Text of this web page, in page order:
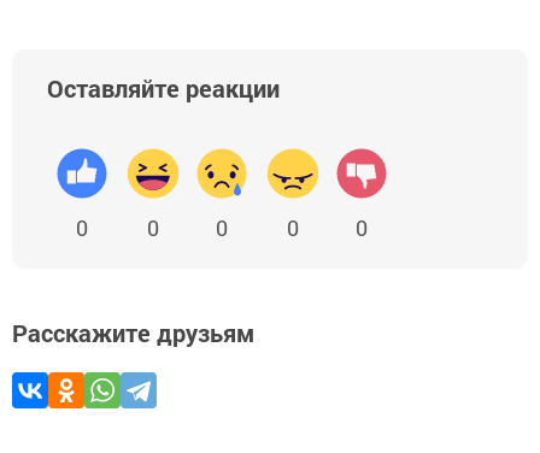
Оставляйте реакции
0 0 0 0 0
Расскажите друзьям